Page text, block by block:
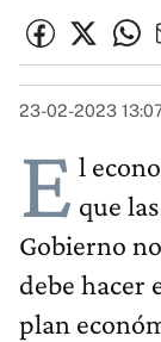
23-02-2023
E l
que
Gobierno
debe hacer
plan